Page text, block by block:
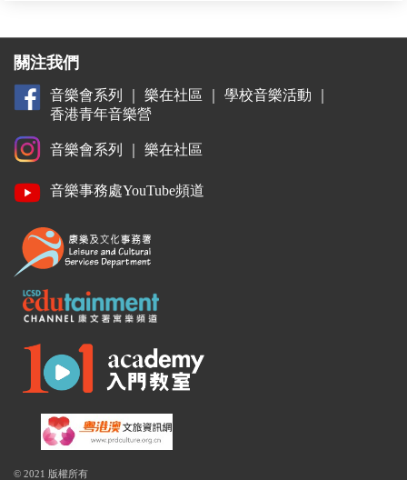
關注我們
音樂會系列 樂在社區 學校音樂活動
香港青年音樂營
音樂會系列 樂在社區
音樂事務處YouTube頻道
© 2021 版權所有